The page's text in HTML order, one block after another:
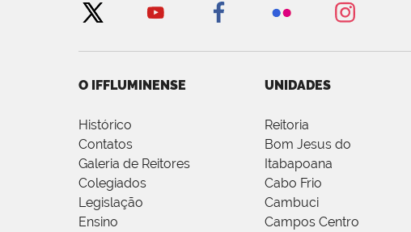
O IFFLUMINENSE
Histórico
Contatos
Galeria de Reitores
Colegiados
Legislação
Ensino
UNIDADES
Reitoria
Bom Jesus do
Itabapoana
Cabo Frio
Cambuci
Campos Centro